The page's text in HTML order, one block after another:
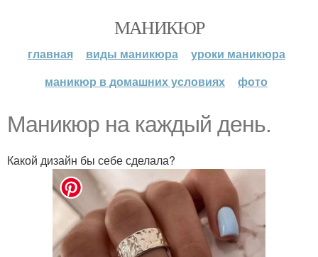
МАНИКЮР
главная виды маникюра
уроки маникюра
маникюр в домашних условиях
фото
Маникюр на каждый день.
Какой дизайн бы себе сделала?